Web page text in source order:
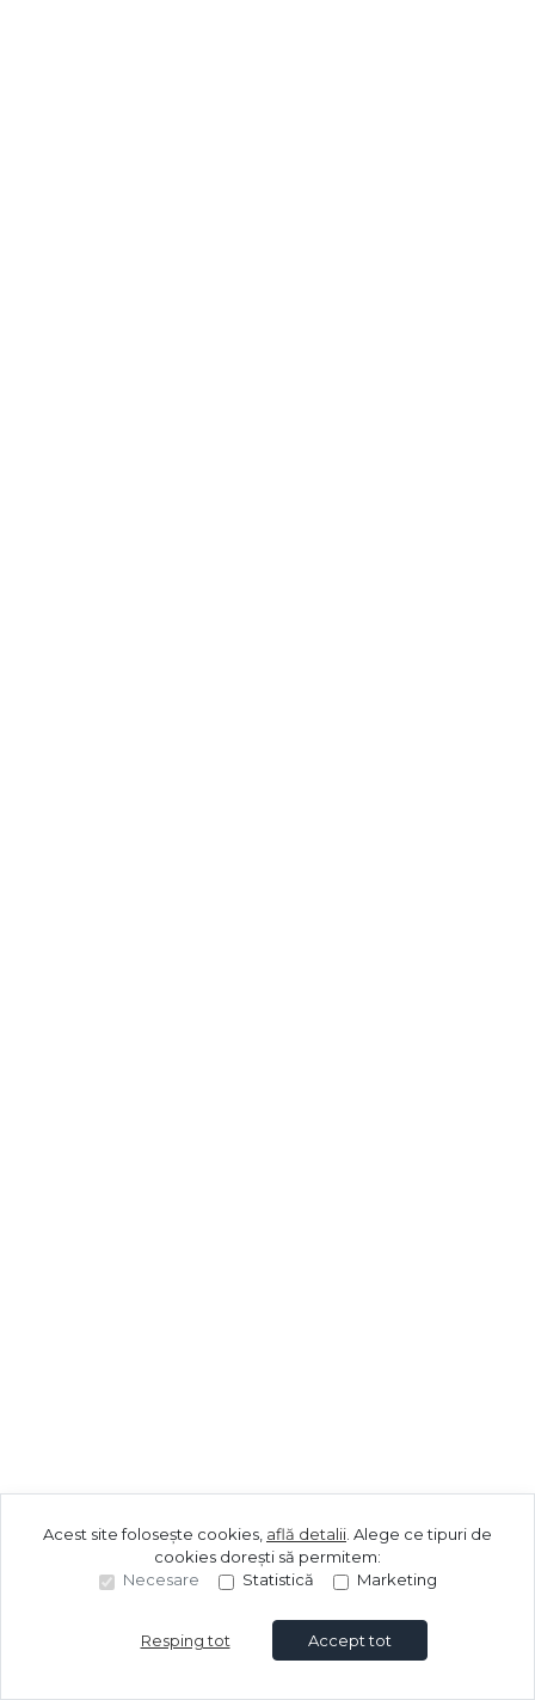
Sună acum Solicită vizionare
Acest site folosește cookies, află detalii Alege ce tipuri de
cookies dorești să permitem:
Necesare
Statistică Marketing
Resping tot Accept tot